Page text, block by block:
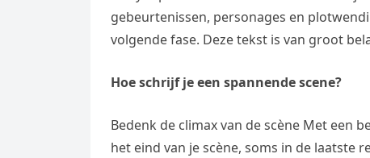
gebeurtenissen, personages en
volgende fase. Deze tekst is van groot
Hoe schrijf je een spannende scene?
Bedenk de climax van de scène Met een
het eind van je scène, soms in de laatste